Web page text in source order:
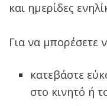
και ημερίδες
Για να μπορέσετε
κατεβάστε
στο κινητό ή